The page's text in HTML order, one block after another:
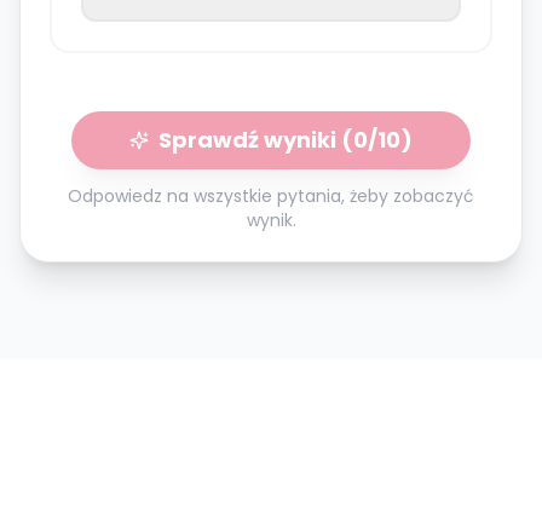
Sprawdź wyniki (0/10)
Odpowiedz na wszystkie pytania, żeby zobaczyć
wynik.